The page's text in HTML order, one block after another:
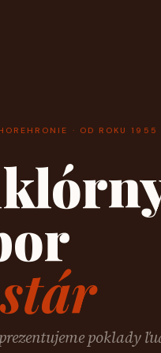
· OD ROKU 1955
poklady